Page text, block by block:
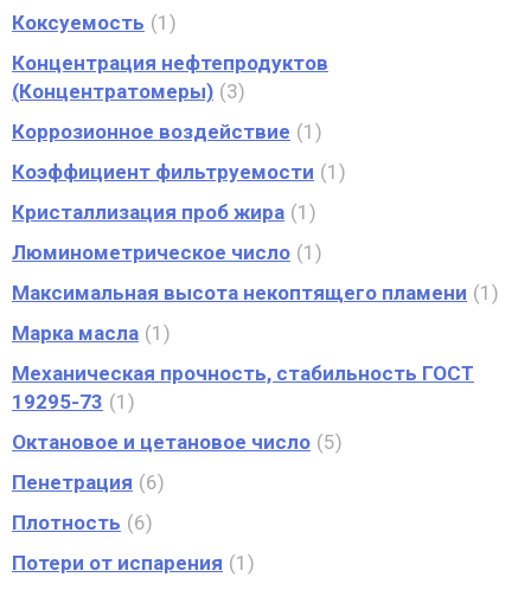
Коксуемость
1
Концентрация нефтепродуктов
(Концентратомеры) 3
Коррозионное воздействие
1
Коэффициент фильтруемости
1
Кристаллизация проб жира 1
Люминометрическое число 1
Максимальная высота некоптящего пламени
1
Марка масла 1
Механическая прочность, стабильность ГОСТ
19295-73
1
Октановое и цетановое число 5
Пенетрация
6
Плотность
6
Потери от испарения
1